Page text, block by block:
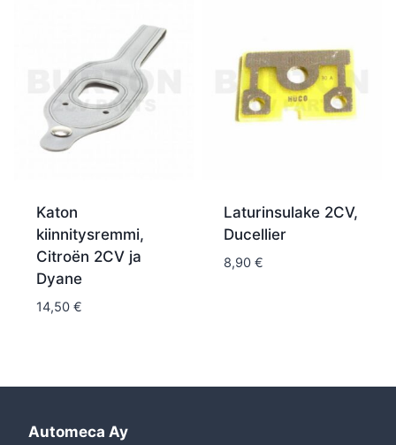
Katon
kiinnitysremmi,
Citroën 2CV ja
Dyane
14,50 €
Laturinsulake 2CV,
Ducellier
8,90 €
Automeca Ay